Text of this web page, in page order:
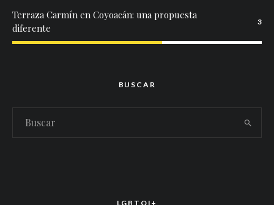
Terraza Carmín en Coyoacán: una propuesta
diferente
3
BUSCAR
LGBTQI+